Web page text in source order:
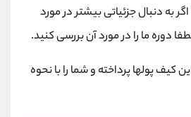
به دنبال جزئیاتی بیشتر در مورد
دوره ما را در مورد آن بررسی کنید.
کیف پولها پرداخته و شما را با نحوه